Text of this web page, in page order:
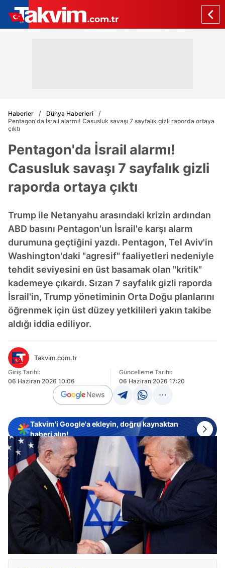
Haberler
Dünya Haberleri
Pentagon'da İsrail alarmı! Casusluk savaşı 7 sayfalık gizli raporda ortaya
çıktı
Pentagon'da İsrail alarmı!
Casusluk savaşı 7 sayfalık gizli
raporda ortaya çıktı
Trump ile Netanyahu arasındaki krizin ardından
ABD basını Pentagon'un İsrail'e karşı alarm
durumuna geçtiğini yazdı. Pentagon, Tel Aviv'in
Washington'daki "agresif" faaliyetleri nedeniyle
tehdit seviyesini en üst basamak olan "kritik"
kademeye çıkardı. Sızan 7 sayfalık gizli raporda
İsrail'in, Trump yönetiminin Orta Doğu planlarını
öğrenmek için üst düzey yetkilileri yakın takibe
aldığı iddia ediliyor.
Takvim.com.tr
Giriş Tarihi:
06 Haziran 2026 10:06
Güncelleme Tarihi:
06 Haziran 2026 17:20
Takvim'i Google'a ekleyin, doğru kaynaktan
haberi alın!